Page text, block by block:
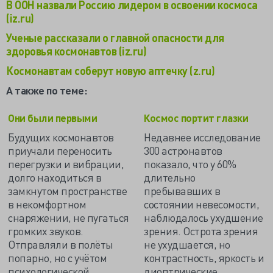
В ООН назвали Россию лидером в освоении космоса
(iz.ru)
Ученые рассказали о главной опасности для
здоровья космонавтов (iz.ru)
Космонавтам соберут новую аптечку (z.ru)
А также по теме:
Они были первыми
Будущих космонавтов
приучали переносить
перегрузки и вибрации,
долго находиться в
замкнутом пространстве
в некомфортном
снаряжении, не пугаться
громких звуков.
Отправляли в полёты
попарно, но с учётом
Космос портит глазки
Недавнее исследование
300 астронавтов
показало, что у 60%
длительно
пребывавших в
состоянии невесомости,
наблюдалось ухудшение
зрения. Острота зрения
не ухудшается, но
контрастность, яркость и